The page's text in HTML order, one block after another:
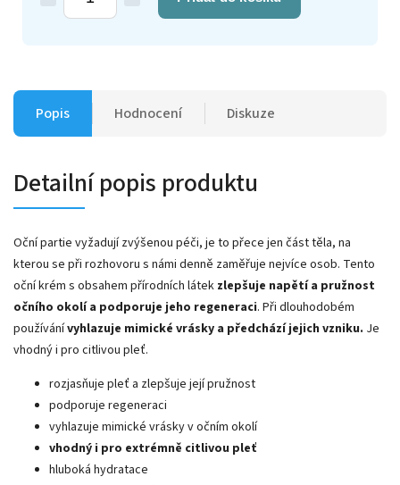
Popis Hodnocení Diskuze
Detailní popis produktu
Oční partie vyžadují zvýšenou péči, je to přece jen část těla, na
kterou se při rozhovoru s námi denně zaměřuje nejvíce osob. Tento
oční krém s obsahem přírodních látek zlepšuje napětí a pružnost
očního okolí a podporuje jeho regeneraci. Při dlouhodobém
používánívyhlazuje mimické vrásky a předchází jejich vzniku. Je
vhodný i pro citlivou pleť.
rozjasňuje pleť a zlepšuje její pružnost
podporuje regeneraci
vyhlazuje mimické vrásky v očním okolí
vhodný i pro extrémně citlivou pleť
hluboká hydratace